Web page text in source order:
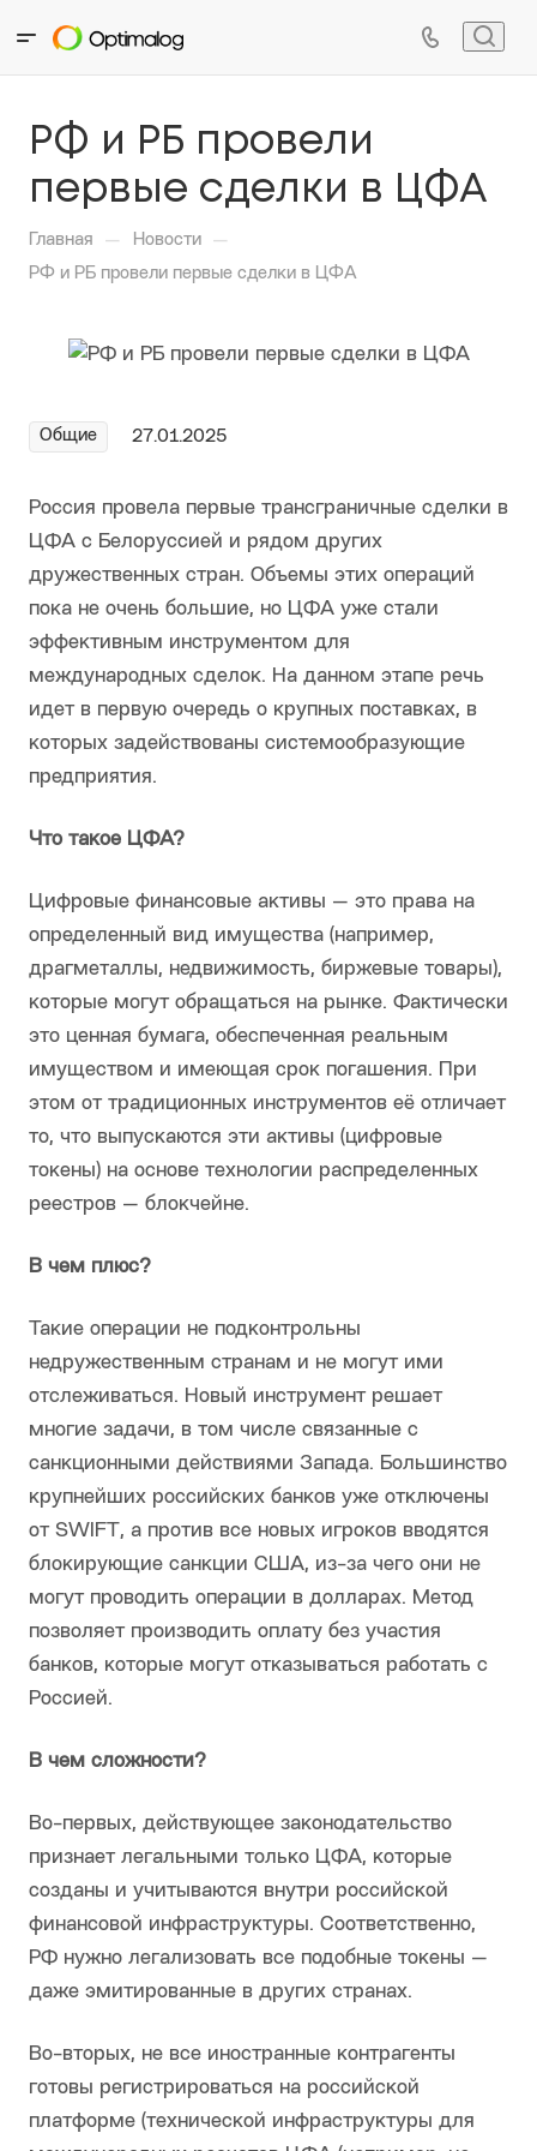
РФ и РБ провели
первые сделки в ЦФА
Главная — Новости —
РФ и РБ провели первые сделки в ЦФА
Общие 27.01.2025
Россия провела первые трансграничные сделки в
ЦФА с Белоруссией и рядом других
дружественных стран. Объемы этих операций
пока не очень большие, но ЦФА уже стали
эффективным инструментом для
международных сделок. На данном этапе речь
идет в первую очередь о крупных поставках, в
которых задействованы системообразующие
предприятия.
Что такое ЦФА?
Цифровые финансовые активы — это права на
определенный вид имущества (например,
драгметаллы, недвижимость, биржевые товары),
которые могут обращаться на рынке. Фактически
это ценная бумага, обеспеченная реальным
имуществом и имеющая срок погашения. При
этом от традиционных инструментов её отличает
то, что выпускаются эти активы (цифровые
токены) на основе технологии распределенных
реестров — блокчейне.
В чем плюс?
Такие операции не подконтрольны
недружественным странам и не могут ими
отслеживаться. Новый инструмент решает
многие задачи, в том числе связанные с
санкционными действиями Запада. Большинство
крупнейших российских банков уже отключены
от SWIFT, а против все новых игроков вводятся
блокирующие санкции США, из-за чего они не
могут проводить операции в долларах. Метод
позволяет производить оплату без участия
банков, которые могут отказываться работать с
Россией.
В чем сложности?
Во-первых, действующее законодательство
признает легальными только ЦФА, которые
созданы и учитываются внутри российской
финансовой инфраструктуры. Соответственно,
РФ нужно легализовать все подобные токены —
даже эмитированные в других странах.
Во-вторых, не все иностранные контрагенты
готовы регистрироваться на российской
платформе (технической инфраструктуры для